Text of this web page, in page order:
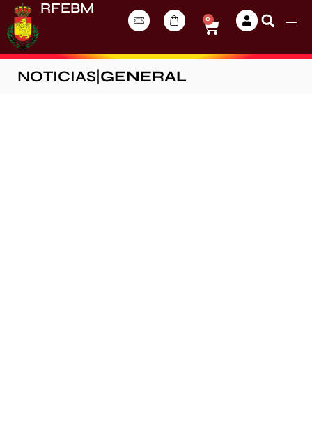
RFEBM
0
NOTICIAS GENERAL